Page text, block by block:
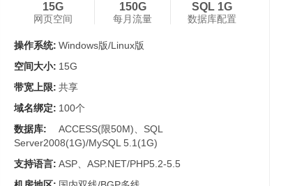
15G
网页空间
150G
每月流量
SQL 1G
数据库配置
操作系统: Windows版/Linux版
空间大小: 15G
带宽上限: 共享
域名绑定: 100个
数据库:
ACCESS(限50M)、SQL
Server2008(1G)/MySQL 5.1(1G)
支持语言: ASP、ASP.NET/PHP5.2-5.5